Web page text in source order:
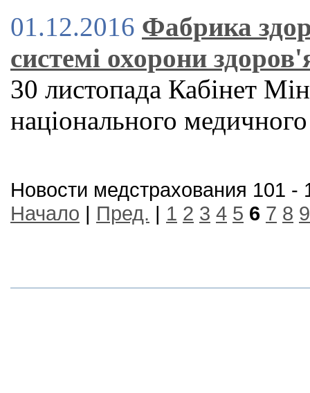
01.12.2016 Фабрика
системі охорони
30 листопада Кабінет
національного
Новости медстрахования 101 -
Начало | Пред. | 1 2 3 4 5 6 7 8 9